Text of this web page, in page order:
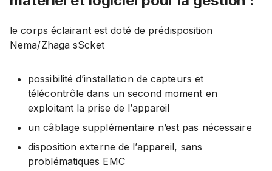
le corps éclairant est doté de prédisposition
Nema/Zhaga sScket
possibilité d’installation de capteurs et
télécontrôle dans un second moment en
exploitant la prise de l’appareil
un câblage supplémentaire n’est pas nécessaire
disposition externe de l’appareil, sans
problématiques EMC